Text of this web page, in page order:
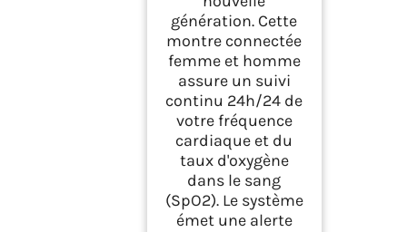
génération. Cette
montre connectée
femme et homme
assure un suivi
continu 24h/24 de
votre fréquence
cardiaque et du
taux d'oxygène
dans le sang
(SpO2). Le système
émet une alerte